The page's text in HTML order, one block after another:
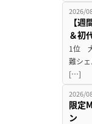
2026/
【
＆初
1位
難シ
[…]
2026/
限定
ン